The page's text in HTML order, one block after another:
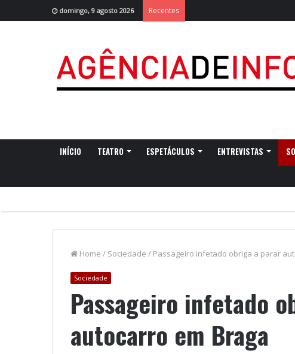
domingo, 9 agosto 2026 Recentes
INÍCIO TEATRO ESPETÁCULOS ENTREVISTAS
Home / Sociedade / Passageiro infetado obriga a parar
Sociedade
Passageiro infetado
autocarro em Braga